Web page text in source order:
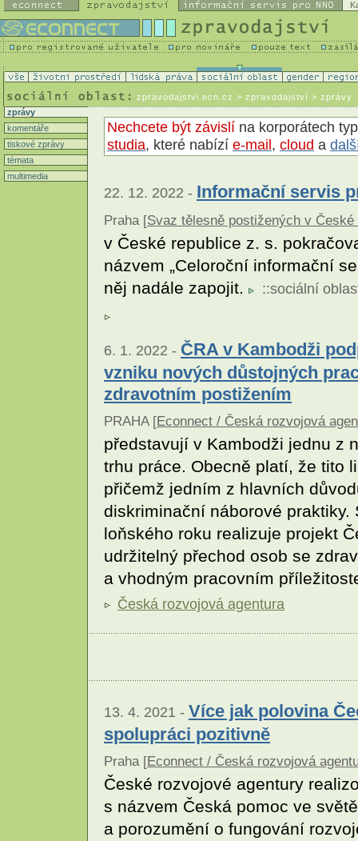
zpravodajstvi.ecn.cz > zpravodajství > zprávy
zprávy
komentáře
tiskové zprávy
témata
multimedia
Nechcete být závislí na korporátech
studia, které nabízí e-mail, cloud a
22. 12. 2022 - Informační servis
Praha [Svaz tělesně postižených v
v České republice z. s.
názvem „Celoroční informační
něj nadále zapojit.
::sociální
6. 1. 2022 - ČRA v Kambodži
vzniku nových důstojných
zdravotním postižením
PRAHA [Econnect / Česká rozvojová
představují v Kambodži jednu z
trhu práce. Obecně platí, že tito
přičemž jedním z hlavních
diskriminační náborové
loňského roku realizuje projekt
udržitelný přechod osob se
a vhodným pracovním
Česká rozvojová agentura
13. 4. 2021 - Více jak polovina
spolupráci pozitivně
Praha [Econnect / Česká rozvojová
České rozvojové agentury
s názvem Česká pomoc ve
a porozumění o fungování